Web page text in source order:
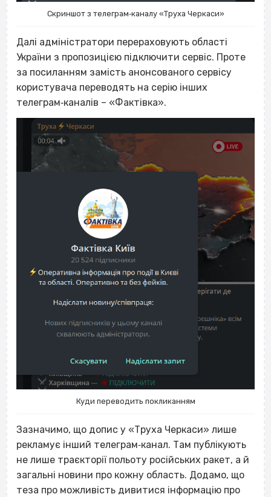
Скриншот з телеграм‐каналу «Труха Черкаси»
Далі адміністратори перераховують області
України з пропозицією підключити сервіс. Проте
за посиланням замість анонсованого сервісу
користувача переводять на серію інших
телеграм‐каналів – «Фактівка».
Куди переводить покликанням
Зазначимо, що допис у «Труха Черкаси» лише
рекламує інший телеграм‐канал. Там публікують
не лише траєкторії польоту російських ракет, а й
загальні новини про кожну область. Додамо, що
теза про можливість дивитися інформацію про